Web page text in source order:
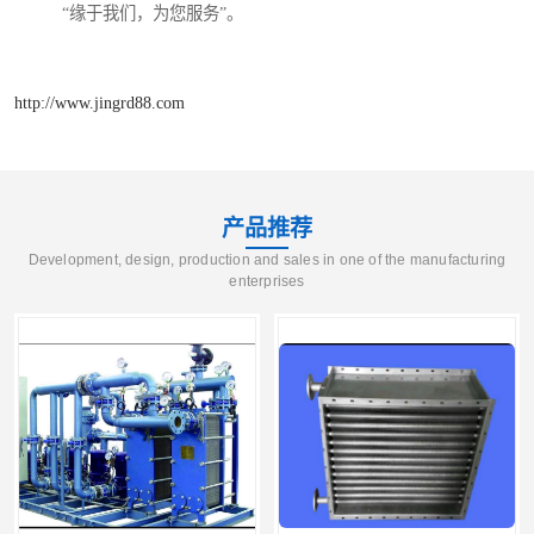
“缘于我们，为您服务”。
http://www.jingrd88.com
产品推荐
Development, design, production and sales in one of the manufacturing
enterprises